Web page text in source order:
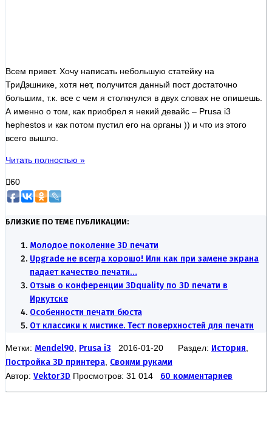
Всем привет. Хочу написать небольшую статейку на
ТриДэшнике, хотя нет, получится данный пост достаточно
большим, т.к. все с чем я столкнулся в двух словах не опишешь.
А именно о том, как приобрел я некий девайс – Prusa i3
hephestos и как потом пустил его на органы )) и что из этого
всего вышло.
Читать полностью »
60
БЛИЗКИЕ ПО ТЕМЕ ПУБЛИКАЦИИ:
Молодое поколение 3D печати
Upgrade не всегда хорошо! Или как при замене экрана
падает качество печати…
Отзыв о конференции 3Dquality по 3D печати в
Иркутске
Особенности печати бюста
От классики к мистике. Тест поверхностей для печати
Метки: Mendel90 Prusa i3 2016-01-20 Раздел: История
Постройка 3D принтера Своими руками
Автор: Vektor3D Просмотров: 31 014 60 комментариев